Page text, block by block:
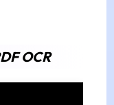
OCR